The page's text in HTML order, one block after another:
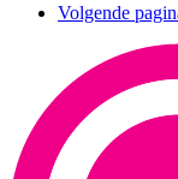
Volgende